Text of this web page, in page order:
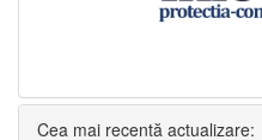
Cea mai recentă actualizare: